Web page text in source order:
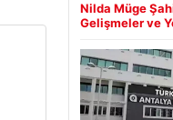
Nilda Müge
Gelişmeler ve